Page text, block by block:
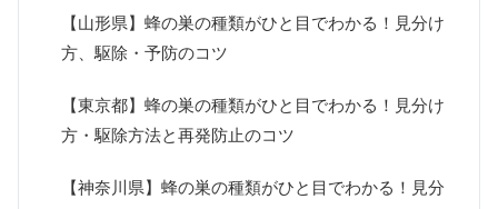
【山形県】蜂の巣の種類がひと目でわかる！見分け
方、駆除・予防のコツ
【東京都】蜂の巣の種類がひと目でわかる！見分け
方・駆除方法と再発防止のコツ
【神奈川県】蜂の巣の種類がひと目でわかる！見分